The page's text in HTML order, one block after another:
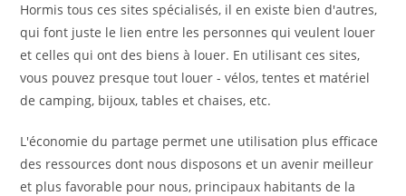
Hormis tous ces sites spécialisés, il en existe bien d'autres,
qui font juste le lien entre les personnes qui veulent louer
et celles qui ont des biens à louer. En utilisant ces sites,
vous pouvez presque tout louer - vélos, tentes et matériel
de camping, bijoux, tables et chaises, etc.
L'économie du partage permet une utilisation plus efficace
des ressources dont nous disposons et un avenir meilleur
et plus favorable pour nous, principaux habitants de la